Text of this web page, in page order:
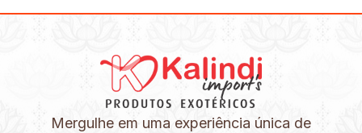
Mergulhe em uma experiência única de